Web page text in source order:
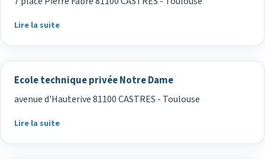
Lire la suite
Ecole technique privée Notre Dame
avenue d'Hauterive 81100 CASTRES - Toulouse
Lire la suite